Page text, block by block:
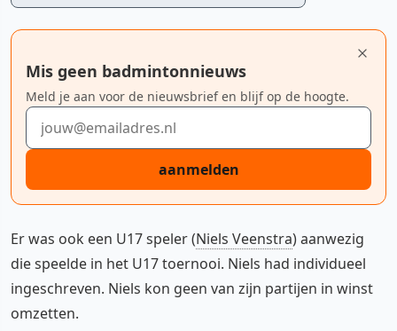
Mis geen badmintonnieuws
Meld je aan voor de nieuwsbrief en blijf op de hoogte.
E-mailadres
aanmelden
Er was ook een U17 speler (Niels Veenstra) aanwezig
die speelde in het U17 toernooi. Niels had individueel
ingeschreven. Niels kon geen van zijn partijen in winst
omzetten.